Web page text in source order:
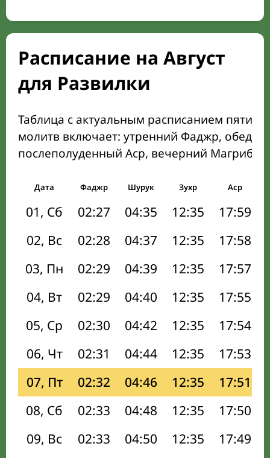
Расписание на Август
для Развилки
Таблица с актуальным расписанием пяти
молитв включает: утренний Фаджр,
послеполуденный Аср, вечерний Магриб
Дата Фаджр Шурук Зухр Аср
01, Сб 02:27 04:35 12:35 17:59
02, Вс
02:28 04:37 12:35 17:58
03, Пн
02:29 04:39 12:35 17:57
04, Вт
02:29 04:40 12:35 17:55
05, Ср
02:30 04:42 12:35 17:54
06, Чт
02:31 04:44 12:35 17:53
07, Пт
02:32 04:46 12:35 17:51
08, Сб
02:33 04:48 12:35 17:50
09, Вс
02:33 04:50 12:35 17:49